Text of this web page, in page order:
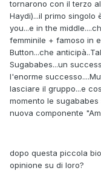
tornarono con il terzo
Haydi)...il primo singolo
you...e in the
femminile + famoso in
Button...che
Sugababes...un
l'enorme
lasciare il gruppo...e
momento le
nuova componente
dopo questa piccola
opinione su di loro?